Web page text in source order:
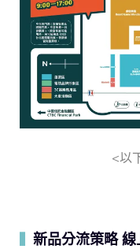
<以
新品分流策略